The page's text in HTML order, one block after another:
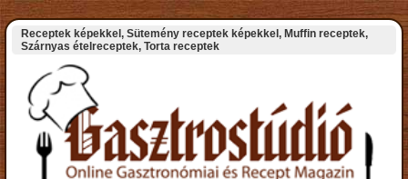
Receptek képekkel, Sütemény receptek képekkel, Muffin receptek,
Szárnyas ételreceptek, Torta receptek